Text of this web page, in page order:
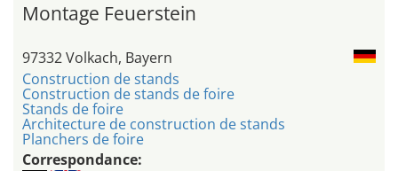
Montage Feuerstein
97332 Volkach, Bayern
Construction de stands
Construction de stands de foire
Stands de foire
Architecture de construction de stands
Planchers de foire
Correspondance: